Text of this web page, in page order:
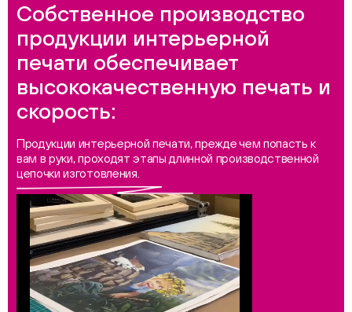
Собственное производство
продукции интерьерной
печати обеспечивает
высококачественную печать и
скорость:
Продукции интерьерной печати, прежде чем попасть к
вам в руки, проходят этапы длинной производственной
цепочки изготовления.